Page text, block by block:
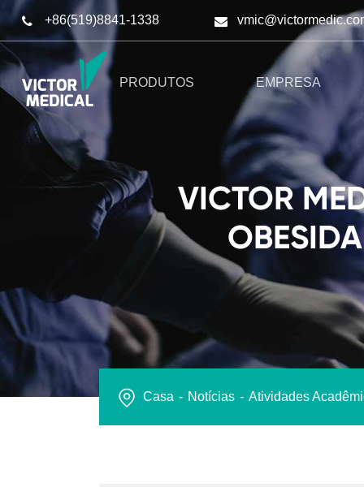
+86(519)8841-1338
PRODUTOS EMPRESA
VICTOR
Casa Notícias Atividades